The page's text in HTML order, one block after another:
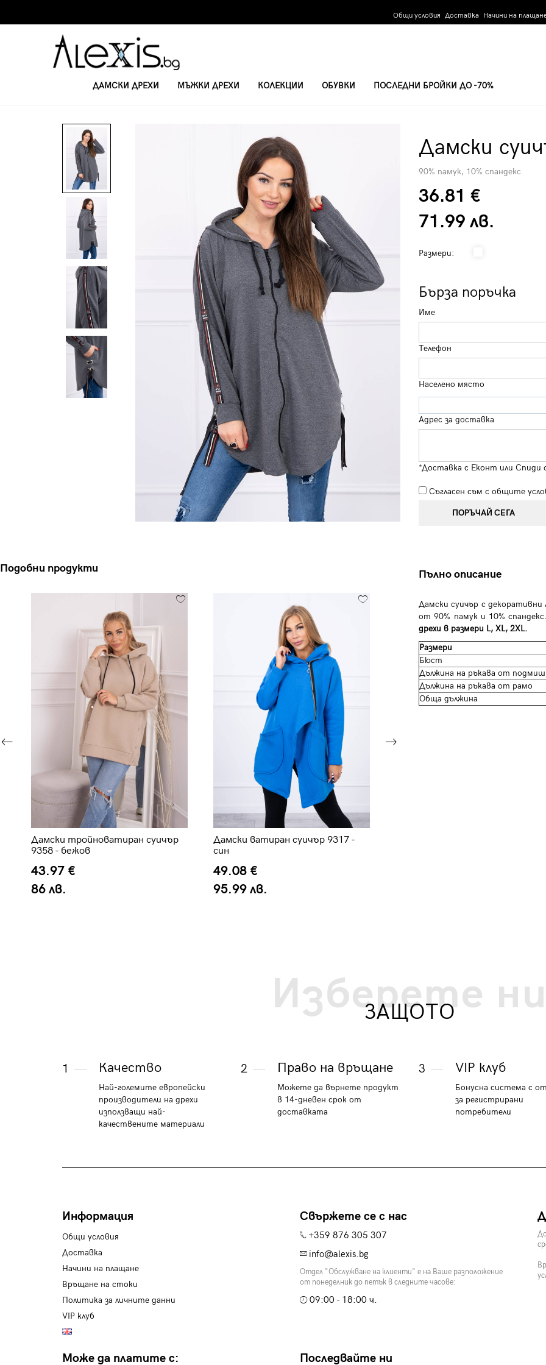
Общи условия Доставка Начини на
ДАМСКИ ДРЕХИ МЪЖКИ ДРЕХИ КОЛЕКЦИИ ОБУВКИ ПОСЛЕДНИ БРОЙКИ ДО -70%
Дамски
90% памук, 10% спандекс
36.81 €
71.99 лв.
Размери:
Бърза поръчка
Име
Телефон
Населено място
Адрес за доставка
*Доставка с Еконт или
Съгласен съм с общите
ПОРЪЧАЙ СЕГА
Подобни продукти
Дамски тройноватиран суичър
9358 - бежов
43.97 €
86 лв.
Дамски ватиран суичър 9317 -
син
49.08 €
95.99 лв.
Пълно описание
Дамски суичър с
от 90% памук и 10% спандекс.
дрехи в размери L, XL, 2XL.
Размери
Бюст
Дължина на ръкава от
Дължина на ръкава от рамо
Обща дължина
Изберете ни
ЗАЩОТО
1 Качество
Най-големите европейски
производители на дрехи
използващи най-
качествените материали
2 Право на връщане
Можете да върнете продукт
в 14-дневен срок от
доставката
3 VIP клуб
Бонусна система с
за регистрирани
потребители
Информация
Общи условия
Доставка
Начини на плащане
Връщане на стоки
Политика за личните данни
VIP клуб
Свържете се с нас
+359 876 305 307
info@alexis.bg
Отдел "Обслужване на клиенти" е на Ваше разположение
от понеделник до петък в следните часове:
09:00 - 18:00 ч.
Може да платите с: Последвайте ни